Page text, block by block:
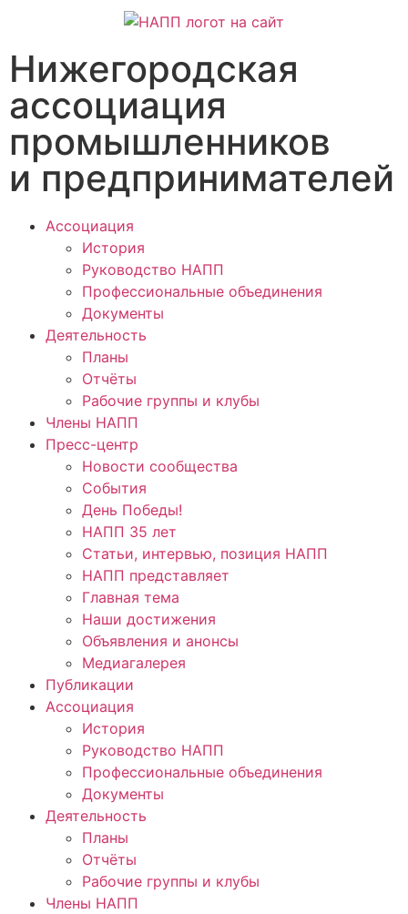
Нижегородская
ассоциация
промышленников
и предпринимателей
Ассоциация
История
Руководство НАПП
Профессиональные объединения
Документы
Деятельность
Планы
Отчёты
Рабочие группы и клубы
Члены НАПП
Пресс-центр
Новости сообщества
События
День Победы!
НАПП 35 лет
Статьи, интервью, позиция НАПП
НАПП представляет
Главная тема
Наши достижения
Объявления и анонсы
Медиагалерея
Публикации
Ассоциация
История
Руководство НАПП
Профессиональные объединения
Документы
Деятельность
Планы
Отчёты
Рабочие группы и клубы
Члены НАПП